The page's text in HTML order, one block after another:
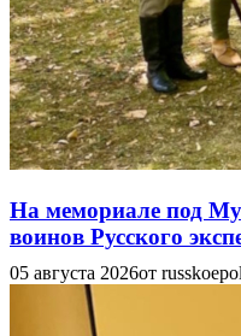
На мемориале под
воинов Русского
05 августа 2026от